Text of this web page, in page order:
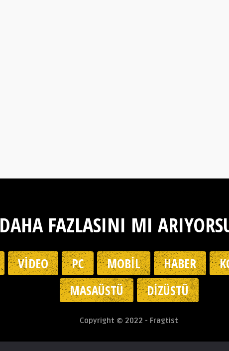
DAHA FAZLASINI MI
VIDEO PC MOBIL HABER
MASAÜSTÜ
DIZÜSTÜ
Copyright © 2022 - Fragtist